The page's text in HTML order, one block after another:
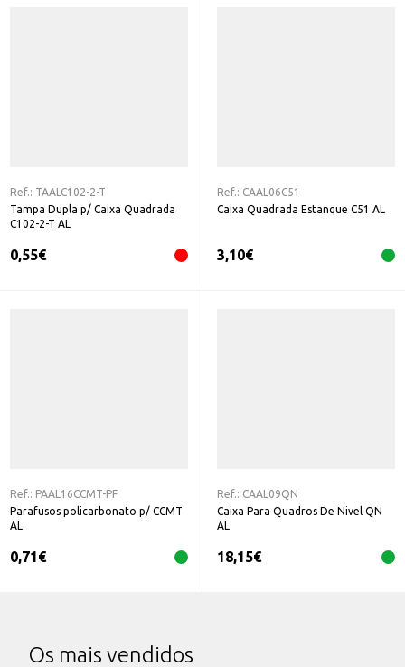
Ref.: TAALC102-2-T
Tampa Dupla p/ Caixa Quadrada
C102-2-T AL
0,55€
Ref.: CAAL06C51
Caixa Quadrada Estanque C51 AL
3,10€
Ref.: PAAL16CCMT-PF
Parafusos policarbonato p/ CCMT
AL
0,71€
Ref.: CAAL09QN
Caixa Para Quadros De Nivel QN
AL
18,15€
Os mais vendidos